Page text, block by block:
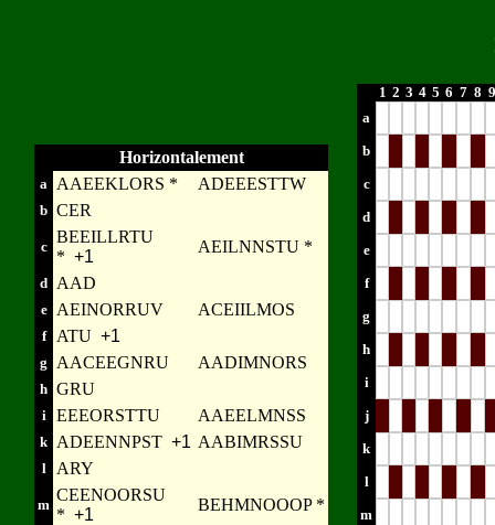
Horizontalement
a AAEEKLORS * ADEEESTTW
b CER
c
BEEILLRTU
* +1
AEILNNSTU *
d AAD
e AEINORRUV ACEIILMOS
f ATU +1
g AACEEGNRU AADIMNORS
h GRU
i EEEORSTTU AAEELMNSS
k ADEENNPST +1 AABIMRSSU
l ARY
m
CEENOORSU
* +1
BEHMNOOOP *
1 2 3 4 5 6 7 8 9
a
b
c
d
e
f
g
h
i
j
k
l
m